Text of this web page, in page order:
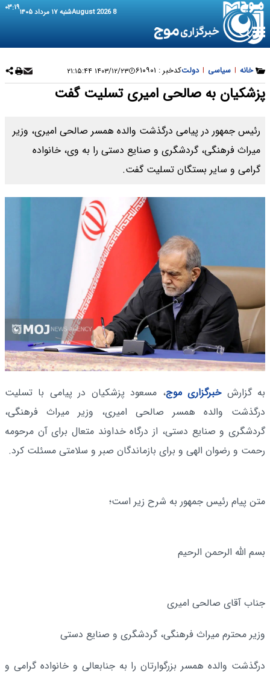
8 August 2026 شنبه ۱۷ مرداد ۱۴۰۵ ۰۳:۱۹
خانه | سیاسی | دولتکدخبر : ۶۱۰۹۰۱ ۱۴۰۳/۱۲/۲۳ ۲۱:۱۵:۴۴
پزشکیان به صالحی امیری تسلیت گفت
رئیس جمهور در پیامی درگذشت والده همسر صالحی امیری، وزیر
میراث فرهنگی، گردشگری و صنایع دستی را به وی، خانواده
گرامی و سایر بستگان تسلیت گفت.
به گزارشخبرگزاری موج، مسعود پزشکیان در پیامی با تسلیت
درگذشت والده همسر صالحی امیری، وزیر میراث فرهنگی،
گردشگری و صنایع دستی، از درگاه خداوند متعال برای آن مرحومه
رحمت و رضوان الهی و برای بازماندگان صبر و سلامتی مسئلت کرد.
متن پیام رئیس جمهور به شرح زیر است؛
بسم الله الرحمن الرحیم
جناب آقای صالحی امیری
وزیر محترم میراث فرهنگی، گردشگری و صنایع دستی
درگذشت والده همسر بزرگوارتان را به جنابعالی و خانواده گرامی و